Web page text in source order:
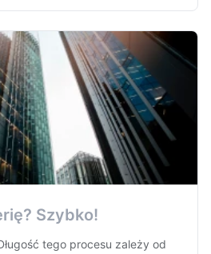
Szybko!
tego procesu zależy od